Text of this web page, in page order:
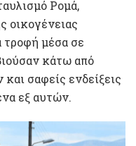
Ρομά,
οικογένειας
τροφή μέσα σε
κάτω από
σαφείς ενδείξεις
εξ αυτών.